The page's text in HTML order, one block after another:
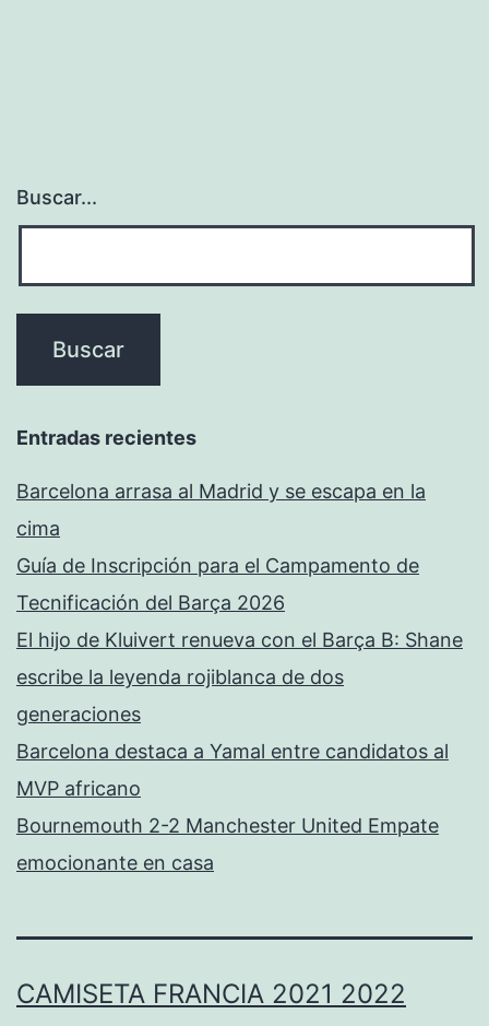
Buscar...
Entradas recientes
Barcelona arrasa al Madrid y se escapa en la
cima
Guía de Inscripción para el Campamento de
Tecnificación del Barça 2026
El hijo de Kluivert renueva con el Barça B: Shane
escribe la leyenda rojiblanca de dos
generaciones
Barcelona destaca a Yamal entre candidatos al
MVP africano
Bournemouth 2-2 Manchester United Empate
emocionante en casa
CAMISETA FRANCIA 2021 2022